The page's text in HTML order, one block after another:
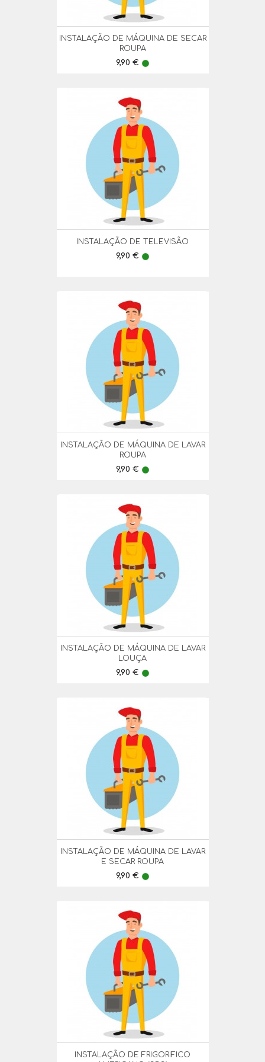
INSTALAÇÃO DE MÁQUINA DE SECAR
ROUPA
Preço
9,90 € lens
INSTALAÇÃO DE TELEVISÃO
Preço
9,90 € lens
INSTALAÇÃO DE MÁQUINA DE LAVAR
ROUPA
Preço
9,90 € lens
INSTALAÇÃO DE MÁQUINA DE LAVAR
LOUÇA
Preço
9,90 € lens
INSTALAÇÃO DE MÁQUINA DE LAVAR
E SECAR ROUPA
Preço
9,90 € lens
INSTALAÇÃO DE FRIGORIFICO